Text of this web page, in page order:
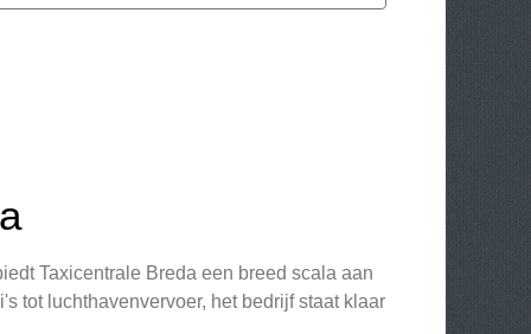
Taxicentrale Breda een breed scala aan
tot luchthavenvervoer, het bedrijf staat klaar